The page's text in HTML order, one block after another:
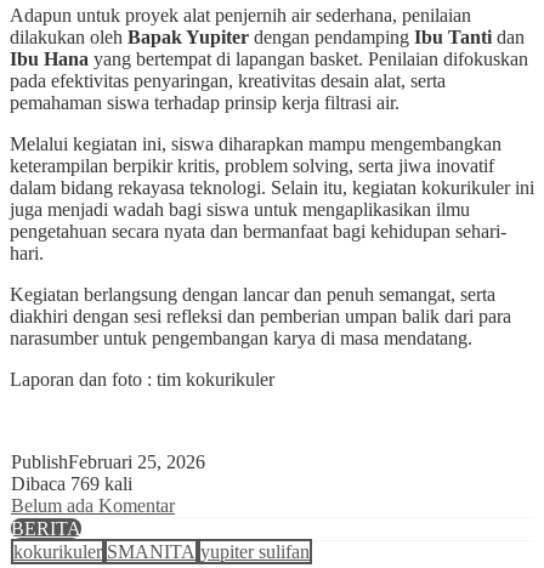
Adapun untuk proyek alat penjernih air sederhana, penilaian
dilakukan oleh Bapak Yupiter dengan pendamping Ibu Tanti dan
Ibu Hana yang bertempat di lapangan basket. Penilaian difokuskan
pada efektivitas penyaringan, kreativitas desain alat, serta
pemahaman siswa terhadap prinsip kerja filtrasi air.
Melalui kegiatan ini, siswa diharapkan mampu mengembangkan
keterampilan berpikir kritis, problem solving, serta jiwa inovatif
dalam bidang rekayasa teknologi. Selain itu, kegiatan kokurikuler ini
juga menjadi wadah bagi siswa untuk mengaplikasikan ilmu
pengetahuan secara nyata dan bermanfaat bagi kehidupan sehari-
hari.
Kegiatan berlangsung dengan lancar dan penuh semangat, serta
diakhiri dengan sesi refleksi dan pemberian umpan balik dari para
narasumber untuk pengembangan karya di masa mendatang.
Laporan dan foto : tim kokurikuler
PublishFebruari 25, 2026
Dibaca 769 kali
Belum ada Komentar
BERITA
kokurikuler SMANITA yupiter sulifan